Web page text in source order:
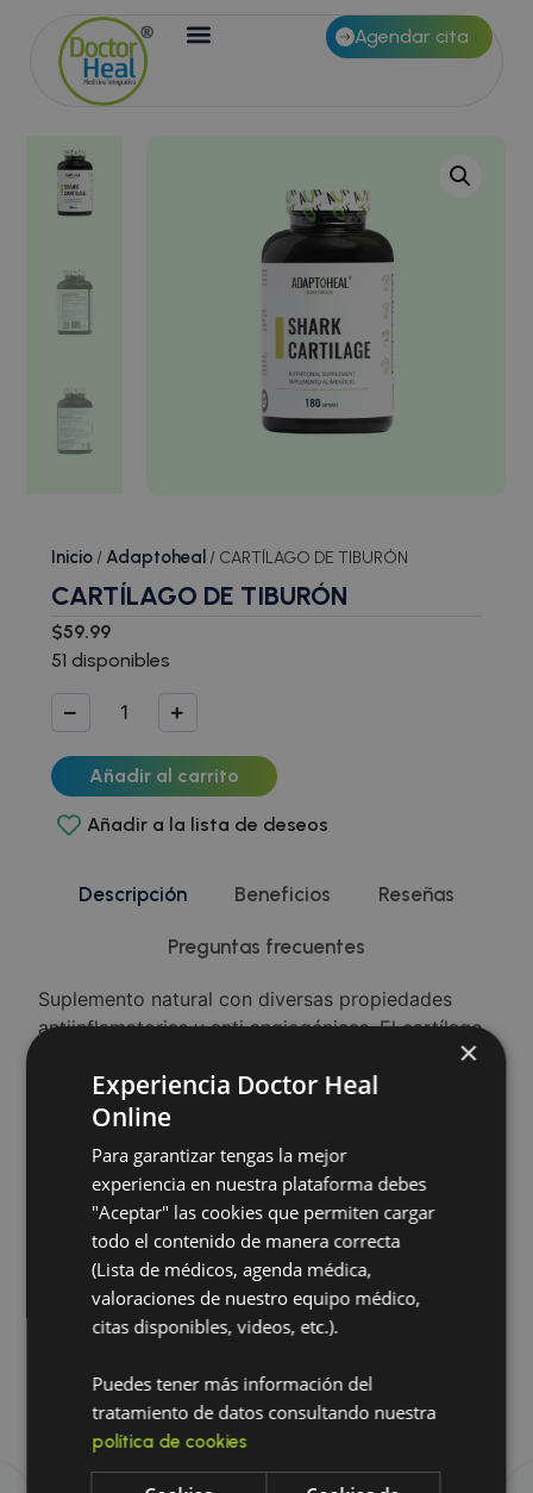
Agendar cita
Inicio/Adaptoheal / CARTÍLAGO DE TIBURÓN
CARTÍLAGO DE TIBURÓN
$59.99
51 disponibles
Añadir al carrito
Añadir a la lista de deseos
Descripción Beneficios Reseñas
Preguntas frecuentes
Suplemento natural con diversas propiedades
antiinflamatorias y anti angiogénicas. El cartílago
que viene en polvo y cápsulas. Se utiliza
principalmente para la salud de las articulaciones
utiliza en la medicina alternativa por sus
propiedades regenerativas y antiinflamatorias.
Suplemento natural con diversas propiedades
antiinflamatorias y anti angiogénicas.
relacionados
×
Experiencia Doctor Heal
Online
Para garantizar tengas la mejor
experiencia en nuestra plataforma debes
"Aceptar" las cookies que permiten cargar
todo el contenido de manera correcta
(Lista de médicos, agenda médica,
valoraciones de nuestro equipo médico,
citas disponibles, videos, etc.).
Puedes tener más información del
tratamiento de datos consultando nuestra
política de cookies